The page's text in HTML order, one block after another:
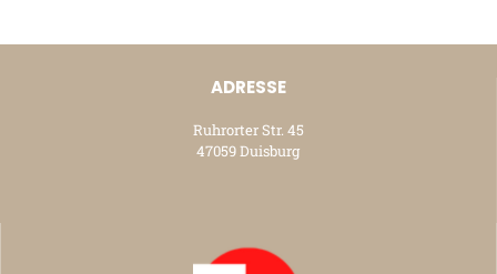
ADRESSE
Ruhrorter Str. 45
47059 Duisburg